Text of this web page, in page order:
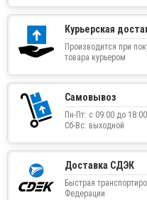
Курьерская
Производится при
товара курьером
Самовывоз
Пн-Пт: с 09:00 до 18:00
Сб-Вс: выходной
Доставка СДЭК
Быстрая
Федерации